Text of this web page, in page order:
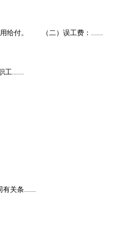
用给付。 （二）误工费：......
工......
有关条......